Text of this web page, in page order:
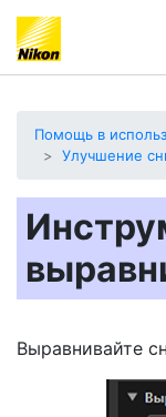
Помощь в
Улучшение
Выравнивайте